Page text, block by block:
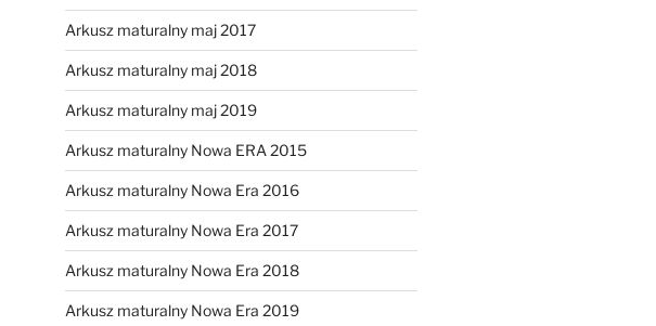
Arkusz maturalny maj 2017
Arkusz maturalny maj 2018
Arkusz maturalny maj 2019
Arkusz maturalny Nowa ERA 2015
Arkusz maturalny Nowa Era 2016
Arkusz maturalny Nowa Era 2017
Arkusz maturalny Nowa Era 2018
Arkusz maturalny Nowa Era 2019